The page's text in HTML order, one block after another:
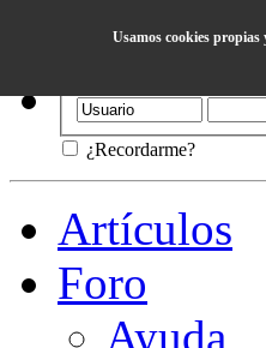
¿Recordarme?
Usamos cookies propias
Artículos
Foro
Ayuda